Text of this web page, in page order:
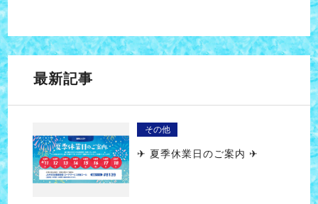
最新記事
その他
✈ 夏季休業日のご案内 ✈